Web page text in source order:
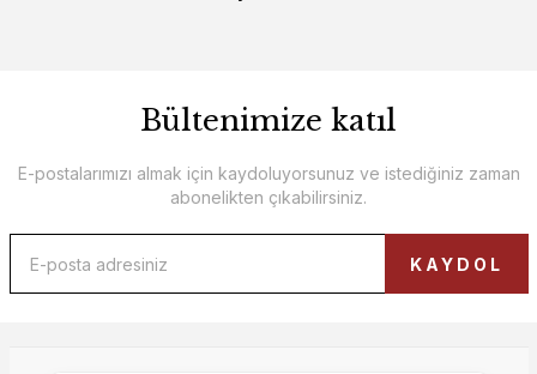
Luna 3'lü Koltuk
75.000,00 TL
Motto 3'lü Sehpalı Koltuk
Bültenimize katıl
E-postalarımızı almak için kaydoluyorsunuz ve istediğiniz zaman
abonelikten çıkabilirsiniz.
KAYDOL